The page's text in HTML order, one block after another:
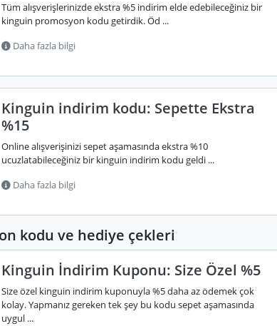
Tüm alışverişlerinizde ekstra %5 indirim elde edebileceğiniz bir
kinguin promosyon kodu getirdik. Öd ...
Daha fazla bilgi
Kinguin indirim kodu: Sepette Ekstra
%15
Online alışverişinizi sepet aşamasında ekstra %10
ucuzlatabileceğiniz bir kinguin indirim kodu geldi ...
Daha fazla bilgi
kodu ve hediye çekleri
Kinguin İndirim Kuponu: Size Özel %5
Size özel kinguin indirim kuponuyla %5 daha az ödemek çok
kolay. Yapmanız gereken tek şey bu kodu sepet aşamasında
uygul ...